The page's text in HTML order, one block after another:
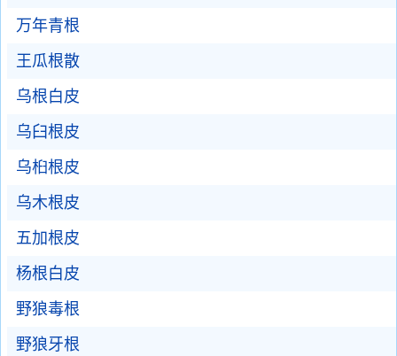
万年青根
王瓜根散
乌根白皮
乌臼根皮
乌桕根皮
乌木根皮
五加根皮
杨根白皮
野狼毒根
野狼牙根